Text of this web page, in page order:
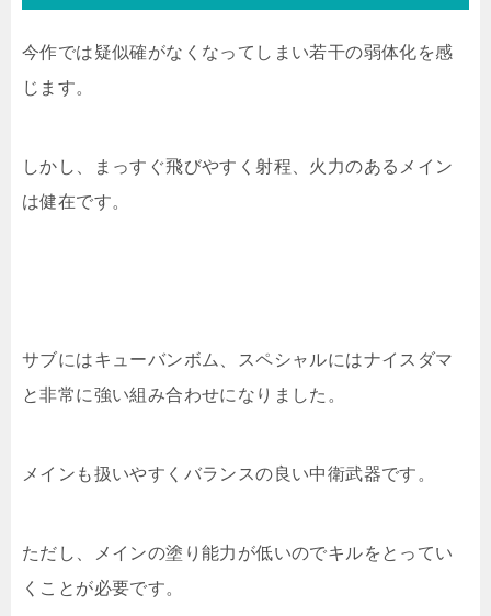
今作では疑似確がなくなってしまい若干の弱体化を感
じます。
しかし、まっすぐ飛びやすく射程、火力のあるメイン
は健在です。
サブにはキューバンボム、スペシャルにはナイスダマ
と非常に強い組み合わせになりました。
メインも扱いやすくバランスの良い中衛武器です。
ただし、メインの塗り能力が低いのでキルをとってい
くことが必要です。